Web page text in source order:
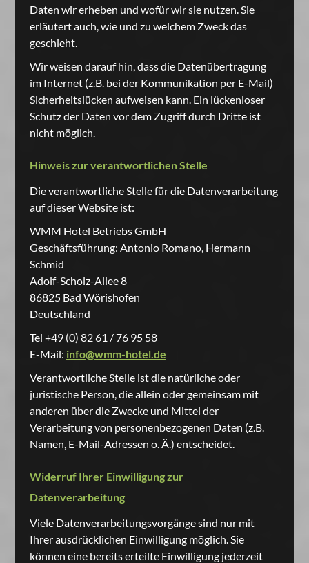
Daten wir erheben und wofür wir sie nutzen. Sie
erläutert auch, wie und zu welchem Zweck das
geschieht.
Wir weisen darauf hin, dass die Datenübertragung
im Internet (z.B. bei der Kommunikation per E-Mail)
Sicherheitslücken aufweisen kann. Ein lückenloser
Schutz der Daten vor dem Zugriff durch Dritte ist
nicht möglich.
Hinweis zur verantwortlichen Stelle
Die verantwortliche Stelle für die Datenverarbeitung
auf dieser Website ist:
WMM Hotel Betriebs GmbH
Geschäftsführung: Antonio Romano, Hermann
Schmid
Adolf-Scholz-Allee 8
86825 Bad Wörishofen
Deutschland
Tel +49 (0) 82 61 / 76 95 58
E-Mail: info@wmm-hotel.de
Verantwortliche Stelle ist die natürliche oder
juristische Person, die allein oder gemeinsam mit
anderen über die Zwecke und Mittel der
Verarbeitung von personenbezogenen Daten (z.B.
Namen, E-Mail-Adressen o. Ä.) entscheidet.
Widerruf Ihrer Einwilligung zur
Datenverarbeitung
Viele Datenverarbeitungsvorgänge sind nur mit
Ihrer ausdrücklichen Einwilligung möglich. Sie
können eine bereits erteilte Einwilligung jederzeit